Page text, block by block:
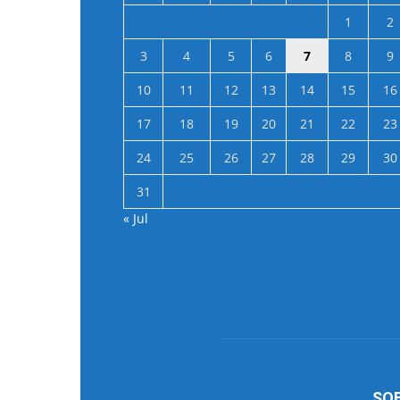
1
2
3
4 5 6 7 8
9
10
11 12 13 14 15
16
17
18 19 20 21 22
23
24
25 26 27 28 29
30
31
« Jul